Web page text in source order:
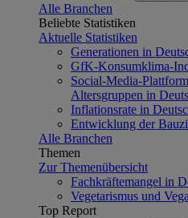
Alle Branchen
Beliebte Statistiken
Aktuelle Statistiken
Generationen in
GfK-Konsumklima-
Social-Media-
Altersgruppen in
Inflationsrate in
Entwicklung der
Alle Branchen
Themen
Zur Themenübersicht
Fachkräftemangel in
Vegetarismus und
Top Report